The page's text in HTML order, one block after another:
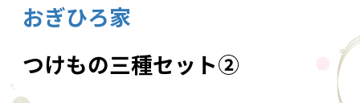
おぎひろ家
つけもの三種セット②